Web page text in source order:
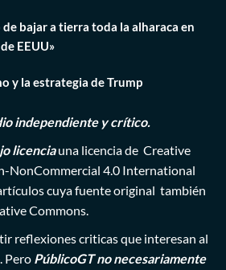
de bajar a tierra toda la alharaca en
EEUU»
y la estrategia de Trump
independiente y crítico.
licenciauna licencia de Creative
NonCommercial 4.0 International
cuya fuente original también
Commons.
reflexiones criticas que interesan al
Pero PúblicoGT no necesariamente